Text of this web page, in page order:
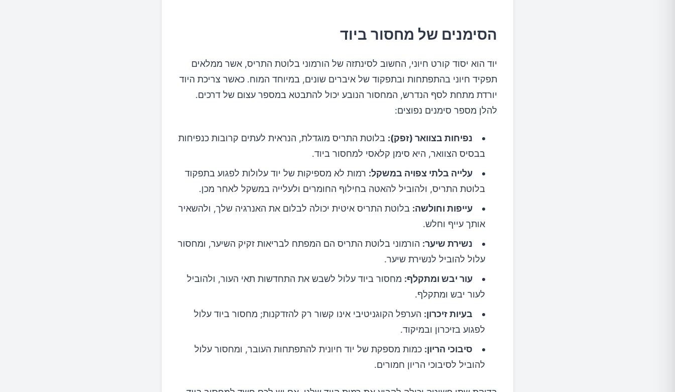
הסימנים של מחסור ביוד
יוד הוא יסוד קורט חיוני, החשוב לסינתזה של הורמוני בלוטת התריס, אשר ממלאים
תפקיד חיוני בהתפתחות ובתפקוד של איברים שונים, במיוחד המוח. כאשר צריכת היוד
יורדת מתחת לסף הנדרש, המחסור הנובע יכול להתבטא במספר עצום של דרכים.
להלן מספר סימנים נפוצים:
נפיחות בצוואר (זפק): בלוטת התריס מוגדלת, הנראית לעתים קרובות כנפיחות
בבסיס הצוואר, היא סימן קלאסי למחסור ביוד.
עלייה בלתי צפויה במשקל: רמות לא מספיקות של יוד עלולות לפגוע בתפקוד
בלוטת התריס, ולהוביל להאטה בחילוף החומרים ולעלייה במשקל לאחר מכן.
עייפות וחולשה: בלוטת התריס איטית יכולה לבלום את האנרגיה שלך, ולהשאיר
אותך עייף וחלש.
נשירת שיער: הורמוני בלוטת התריס הם המפתח לבריאות זקיק השיער, ומחסור
עלול להוביל לנשירת שיער.
עור יבש ומתקלף: מחסור ביוד עלול לשבש את התחדשות תאי העור, ולהוביל
לעור יבש ומתקלף.
בעיות זיכרון: הערפל הקוגניטיבי אינו קשור רק להזדקנות; מחסור ביוד עלול
לפגוע בזיכרון ובמיקוד.
סיבוכי הריון: כמות מספקת של יוד חיונית להתפתחות העובר, ומחסור עלול
להוביל לסיבוכי הריון חמורים.